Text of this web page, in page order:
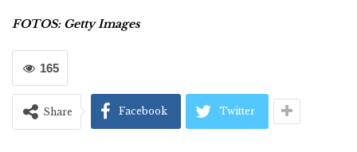
FOTOS: Getty Images
165
Share Facebook Twitter